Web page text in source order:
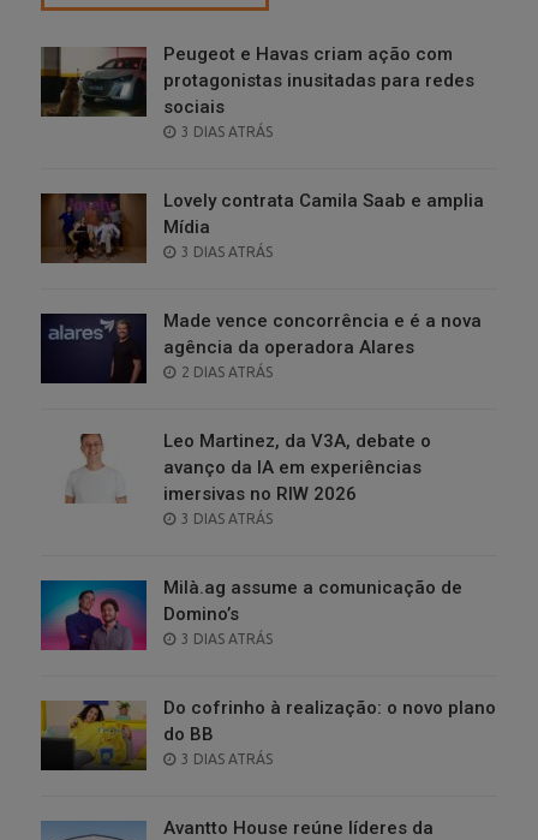
Peugeot e Havas criam ação com
protagonistas inusitadas para redes
sociais
POSTED
3 DIAS ATRÁS
Lovely contrata Camila Saab e amplia
Mídia
POSTED
3 DIAS ATRÁS
Made vence concorrência e é a nova
agência da operadora Alares
POSTED
2 DIAS ATRÁS
Leo Martinez, da V3A, debate o
avanço da IA em experiências
imersivas no RIW 2026
POSTED
3 DIAS ATRÁS
Milà.ag assume a comunicação de
Domino’s
POSTED
3 DIAS ATRÁS
Do cofrinho à realização: o novo plano
do BB
POSTED
3 DIAS ATRÁS
Avantto House reúne líderes da